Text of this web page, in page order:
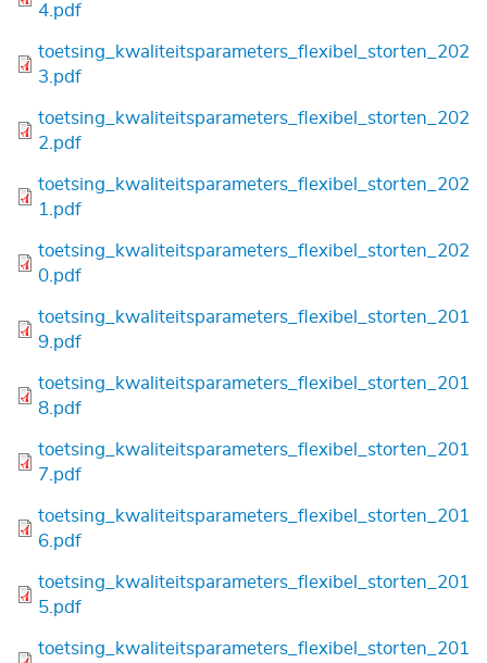
4.pdf
Bestand
toetsing_kwaliteitsparameters_flexibel_storten_202
3.pdf
Bestand
toetsing_kwaliteitsparameters_flexibel_storten_202
2.pdf
Bestand
toetsing_kwaliteitsparameters_flexibel_storten_202
1.pdf
Bestand
toetsing_kwaliteitsparameters_flexibel_storten_202
0.pdf
Bestand
toetsing_kwaliteitsparameters_flexibel_storten_201
9.pdf
Bestand
toetsing_kwaliteitsparameters_flexibel_storten_201
8.pdf
Bestand
toetsing_kwaliteitsparameters_flexibel_storten_201
7.pdf
Bestand
toetsing_kwaliteitsparameters_flexibel_storten_201
6.pdf
Bestand
toetsing_kwaliteitsparameters_flexibel_storten_201
5.pdf
Bestand
toetsing_kwaliteitsparameters_flexibel_storten_201